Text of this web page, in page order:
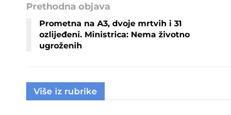
Prethodna objava
Prometna na A3, dvoje mrtvih i 31
ozlijeđeni. Ministrica: Nema životno
ugroženih
Više iz rubrike